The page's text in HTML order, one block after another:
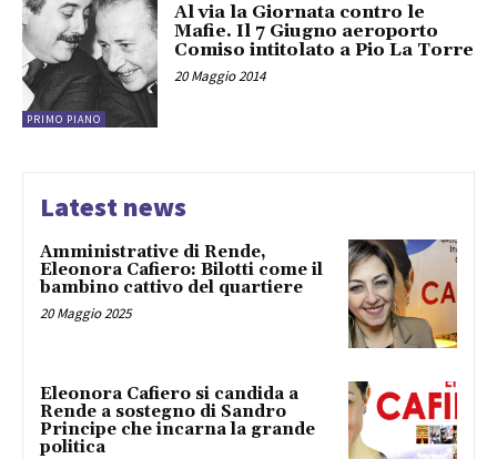
PRIMO PIANO
Al via la Giornata contro le
Mafie. Il 7 Giugno aeroporto
Comiso intitolato a Pio La Torre
20 Maggio 2014
Latest news
Amministrative di Rende,
Eleonora Cafiero: Bilotti come il
bambino cattivo del quartiere
20 Maggio 2025
Eleonora Cafiero si candida a
Rende a sostegno di Sandro
Principe che incarna la grande
politica